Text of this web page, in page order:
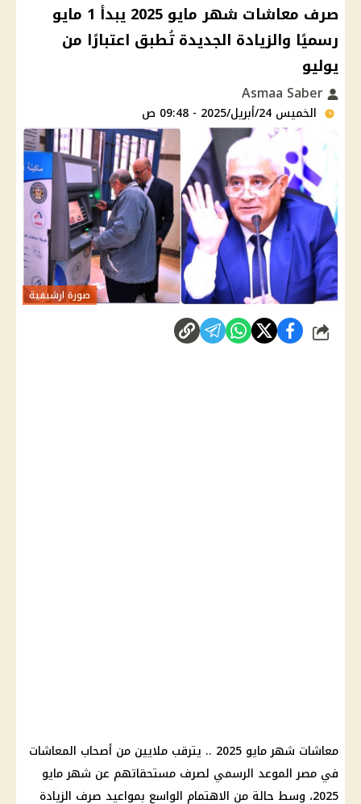
صرف معاشات شهر مايو 2025 يبدأ 1 مايو
رسميًا والزيادة الجديدة تُطبق اعتبارًا من
يوليو
الخميس 24/أبريل/2025 - 09:48 ص
صورة ارشيفية
شارك
معاشات شهر مايو 2025 .. يترقب ملايين من أصحاب المعاشات
في مصر الموعد الرسمي لصرف مستحقاتهم عن شهر مايو
2025، وسط حالة من الاهتمام الواسع بمواعيد صرف الزيادة